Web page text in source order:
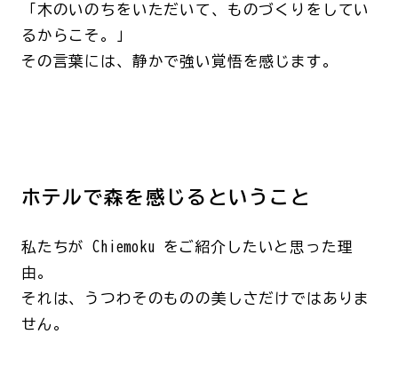
「木のいのちをいただいて、ものづくりをしてい
るからこそ。」
その言葉には、静かで強い覚悟を感じます。
ホテルで森を感じるということ
私たちが Chiemoku をご紹介したいと思った理
由。
それは、うつわそのものの美しさだけではありま
せん。